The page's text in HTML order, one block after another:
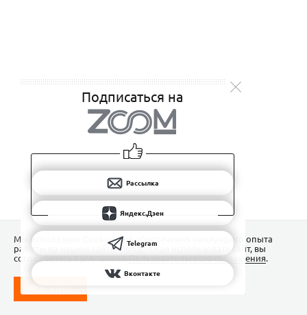
Подписаться на
Рассылка
Яндекс.Дзен
Telegram
Вконтакте
Мы используем Сookies для обеспечения наилучшего опыта
работы на нашем сайте. Продолжая использовать сайт, вы
соглашаетесь с условиямиПользовательского соглашения.
ПОНЯТНО